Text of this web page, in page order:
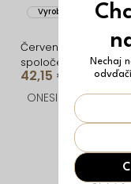
Vyrobené v EÚ
Červené flitrované
spoločenské
mini šaty CURELON
42,15 €
ONESIZE
Nechaj